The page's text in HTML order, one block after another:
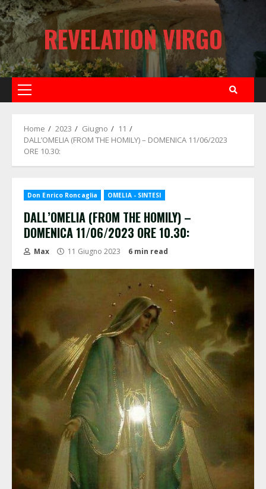
Skip
to
content
REVELATION VIRGO
Primary
Home 2023 Giugno
11
DALL’OMELIA (FROM THE HOMILY) – DOMENICA 11/06/2023
ORE 10.30:
Don Enrico Roncaglia OMELIA - SINTESI
DALL’OMELIA (FROM THE HOMILY) –
DOMENICA 11/06/2023 ORE 10.30:
Max 11 Giugno 2023 6 min read